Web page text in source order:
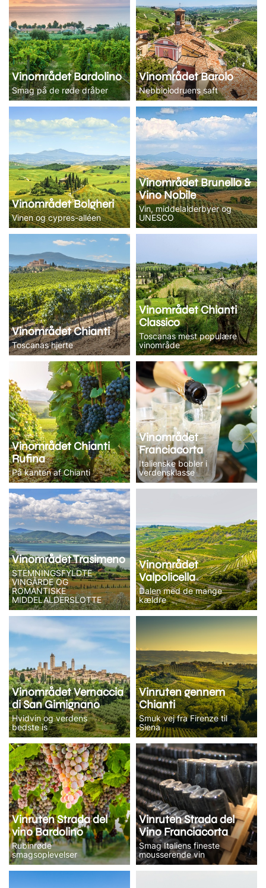
Vinområdet Bardolino
Smag på de røde dråber
Vinområdet Barolo
Nebbiolodruens saft
Vinområdet Bolgheri
Vinen og cypres-alléen
Vinområdet Brunello &
Vino Nobile
Vin, middelalderbyer og
UNESCO
Vinområdet Chianti
Toscanas hjerte
Vinområdet Chianti
Classico
Toscanas mest populære
vinområde
Vinområdet Chianti
Rufina
På kanten af Chianti
Vinområdet
Franciacorta
Italienske bobler i
verdensklasse
Vinområdet Trasimeno
STEMNINGSFYLDTE
VINGÅRDE OG
ROMANTISKE
MIDDELALDERSLOTTE
Vinområdet
Valpolicella
Dalen med de mange
kældre
Vinområdet Vernaccia
di San Gimignano
Hvidvin og verdens
bedste is
Vinruten gennem
Chianti
Smuk vej fra Firenze til
Siena
Vinruten Strada del
vino Bardolino
Rubinrøde
smagsoplevelser
Vinruten Strada del
Vino Franciacorta
Smag Italiens fineste
mousserende vin